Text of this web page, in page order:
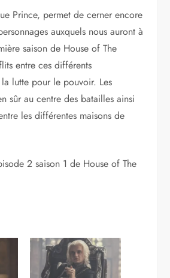
Prince, permet de cerner encore
auxquels nous auront à
saison de House of The
entre ces différents
lutte pour le pouvoir. Les
sûr au centre des batailles ainsi
les différentes maisons de
2 saison 1 de House of The